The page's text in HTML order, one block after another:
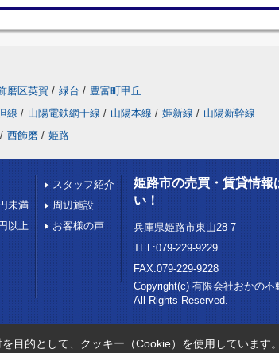
磨区英賀 / 緑台 / 豊富町甲丘
線 / 山陽電鉄網干線 / 山陽本線 / 姫新線 / 山陽新幹線
/ 西飾磨 / 姫路
未満
以上
スタッフ紹介
周辺施設
お客様の声
姫路市の売買・賃貸情報
い！
兵庫県姫路市東山28-7
TEL:079-229-9229
FAX:079-229-9228
Copyright(c) 有限会社おかの不
All Rights Reserved.
目的として、クッキー（Cookie）を使用しています。